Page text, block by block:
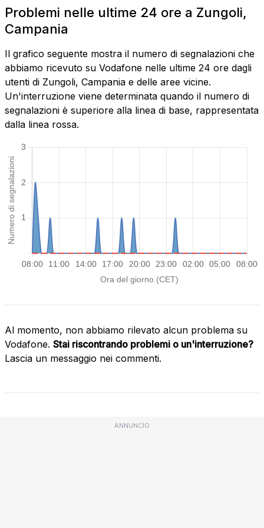
Problemi nelle ultime 24 ore a Zungoli,
Campania
Il grafico seguente mostra il numero di segnalazioni che
abbiamo ricevuto su Vodafone nelle ultime 24 ore dagli
utenti di Zungoli, Campania e delle aree vicine.
Un'interruzione viene determinata quando il numero di
segnalazioni è superiore alla linea di base, rappresentata
dalla linea rossa.
Al momento, non abbiamo rilevato alcun problema su
Vodafone. Stai riscontrando problemi o un'interruzione?
Lascia un messaggio nei commenti.
ANNUNCIO